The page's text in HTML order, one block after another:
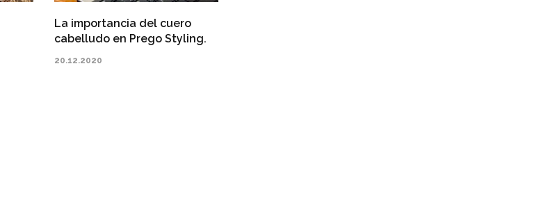
La importancia del cuero
cabelludo en Prego Styling.
20.12.2020